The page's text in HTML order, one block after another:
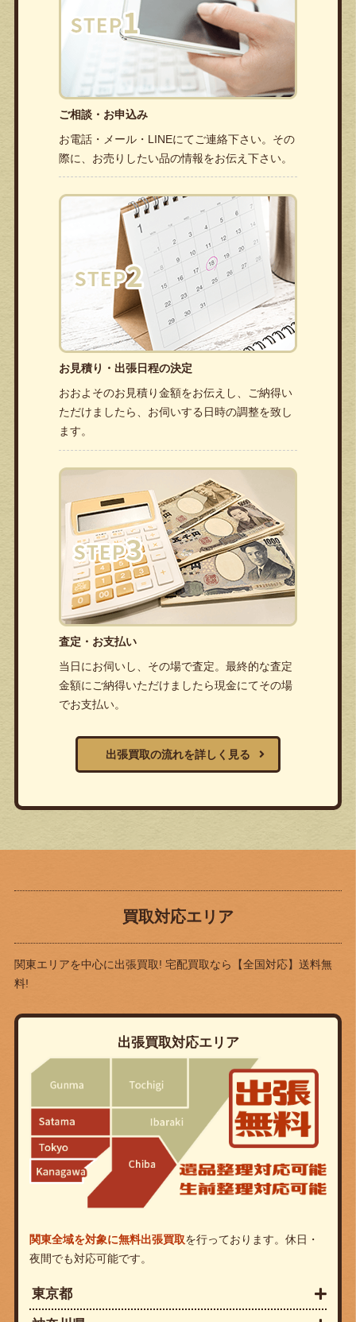
ご相談・お申込み
お電話・メール・LINEにてご連絡下さい。その
際に、お売りしたい品の情報をお伝え下さい。
お見積り・出張日程の決定
おおよそのお見積り金額をお伝えし、ご納得い
ただけましたら、お伺いする日時の調整を致し
ます。
査定・お支払い
当日にお伺いし、その場で査定。最終的な査定
金額にご納得いただけましたら現金にてその場
でお支払い。
出張買取の流れを詳しく見る
買取対応エリア
関東エリアを中心に出張買取! 宅配買取なら
【全国対応】送料無
料!
出張買取対応エリア
関東全域を対象に無料出張買取を行っております。休日・
夜間でも対応可能です。
東京都